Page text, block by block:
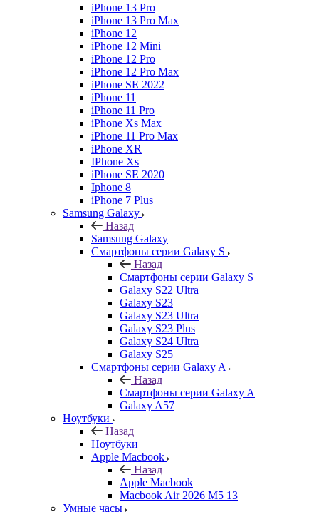
iPhone 13 Pro
iPhone 13 Pro Max
iPhone 12
iPhone 12 Mini
iPhone 12 Pro
iPhone 12 Pro Max
iPhone SE 2022
iPhone 11
iPhone 11 Pro
iPhone Xs Max
iPhone 11 Pro Max
iPhone XR
IPhone Xs
iPhone SE 2020
Iphone 8
iPhone 7 Plus
Samsung Galaxy
Назад
Samsung Galaxy
Смартфоны серии Galaxy S
Назад
Смартфоны серии Galaxy S
Galaxy S22 Ultra
Galaxy S23
Galaxy S23 Ultra
Galaxy S23 Plus
Galaxy S24 Ultra
Galaxy S25
Смартфоны серии Galaxy A
Назад
Смартфоны серии Galaxy A
Galaxy A57
Ноутбуки
Назад
Ноутбуки
Apple Macbook
Назад
Apple Macbook
Macbook Air 2026 M5 13
Умные часы